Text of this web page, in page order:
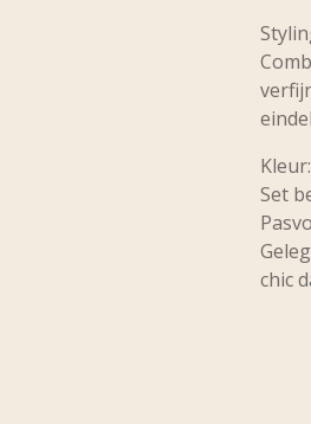
Kleur:
Set
chic